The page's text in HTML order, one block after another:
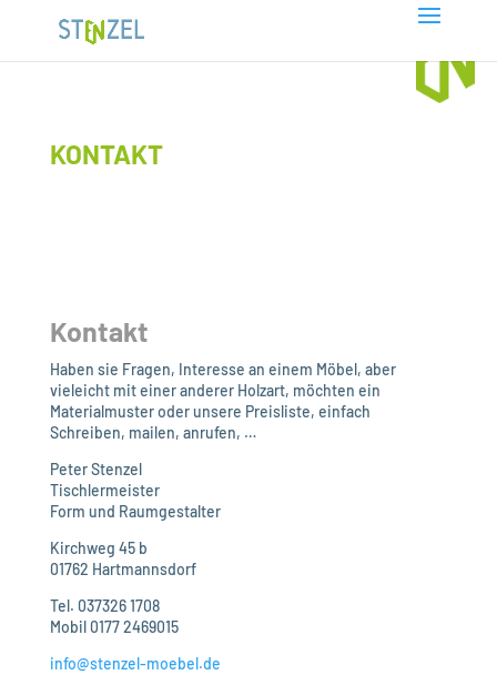
KONTAKT
Kontakt
Haben sie Fragen, Interesse an einem Möbel, aber
vieleicht mit einer anderer Holzart, möchten ein
Materialmuster oder unsere Preisliste, einfach
Schreiben, mailen, anrufen, …
Peter Stenzel
Tischlermeister
Form und Raumgestalter
Kirchweg 45 b
01762 Hartmannsdorf
Tel. 037326 1708
Mobil 0177 2469015
info@stenzel-moebel.de